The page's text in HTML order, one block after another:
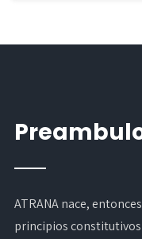
ATRANA nace,
principios